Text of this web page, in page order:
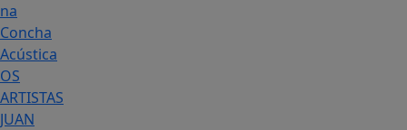
na
Concha
Acústica
OS
ARTISTAS
JUAN